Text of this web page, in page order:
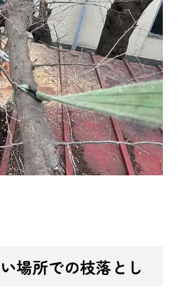
場所での枝落とし